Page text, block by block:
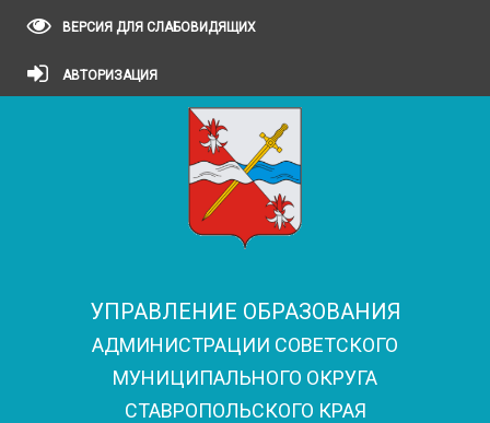
ВЕРСИЯ ДЛЯ СЛАБОВИДЯЩИХ
АВТОРИЗАЦИЯ
УПРАВЛЕНИЕ ОБРАЗОВАНИЯ
АДМИНИСТРАЦИИ СОВЕТСКОГО
МУНИЦИПАЛЬНОГО ОКРУГА
СТАВРОПОЛЬСКОГО КРАЯ